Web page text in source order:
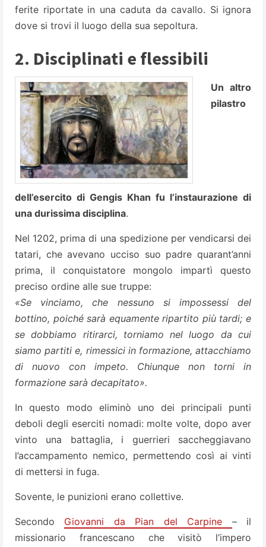
ferite riportate in una caduta da cavallo. Si ignora
dove si trovi il luogo della sua sepoltura.
2. Disciplinati e flessibili
Un altro
pilastro
dell’esercito di Gengis Khan fu l’instaurazione di
una durissima disciplina.
Nel 1202, prima di una spedizione per vendicarsi dei
tatari, che avevano ucciso suo padre quarant’anni
prima, il conquistatore mongolo impartì questo
preciso ordine alle sue truppe:
«Se vinciamo, che nessuno si impossessi del
bottino, poiché sarà equamente ripartito più tardi; e
se dobbiamo ritirarci, torniamo nel luogo da cui
siamo partiti e, rimessici in formazione, attacchiamo
di nuovo con impeto. Chiunque non torni in
formazione sarà decapitato».
In questo modo eliminò uno dei principali punti
deboli degli eserciti nomadi: molte volte, dopo aver
vinto una battaglia, i guerrieri saccheggiavano
l’accampamento nemico, permettendo così ai vinti
di mettersi in fuga.
Sovente, le punizioni erano collettive.
Secondo Giovanni da Pian del Carpine – il
missionario francescano che visitò l’impero